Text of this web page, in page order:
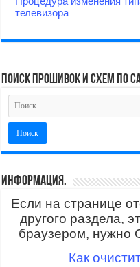
телевизора
поиск прошивок и схем по
Информация.
Если на странице
другого раздела,
браузером, нужно
Как